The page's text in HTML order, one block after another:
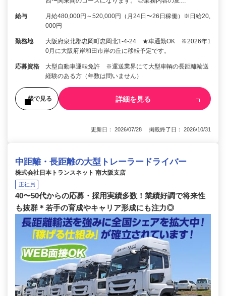
給与
月給480,000円～520,000円（月24日〜26日稼働）※日給20,
000円
勤務地
大阪府泉北郡忠岡町忠岡北1-4-24 ★車通勤OK ※2026年1
0月に大阪府岸和田市岸の丘に移転予定です。
応募資格
大型自動車運転免許 ※運送業界にて大型車輌の長距離輸送
経験のある方（年数は問いません）
後で見る 詳細を見る
更新日： 2026/07/28 掲載終了日： 2026/10/31
中距離・長距離の大型トレーラードライバー
株式会社日本トランスネット 南大阪支店
正社員
40〜50代からの応募・採用実績多数！業績好調で将来性
も抜群＊若手の育成やキャリア形成にも注力◎